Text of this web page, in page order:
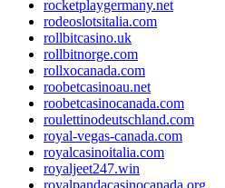
rocketplaygermany.net
rodeoslotsitalia.com
rollbitcasino.uk
rollbitnorge.com
rollxocanada.com
roobetcasinoau.net
roobetcasinocanada.com
roulettinodeutschland.com
royal-vegas-canada.com
royalcasinoitalia.com
royaljeet247.win
royalpandacasinocanada.org